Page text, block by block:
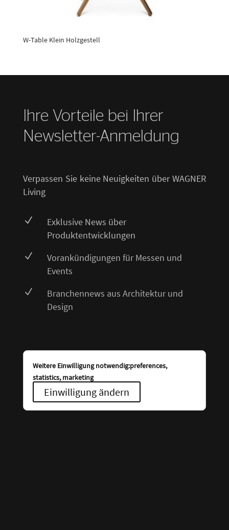
W-Table Klein Holzgestell
Ihre Vorteile bei Ihrer
Newsletter-Anmeldung
Verpassen Sie keine Neuigkeiten über WAGNER
Living
N
Exklusive News über
Produktentwicklungen
N
Vorankündigungen für Messen und
Events
N
Branchennews aus Architektur und
Design
Weitere Einwilligung notwendig:preferences,
statistics, marketing
Einwilligung ändern